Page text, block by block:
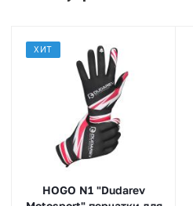
ХИТ
HOGO N1 "Dudarev